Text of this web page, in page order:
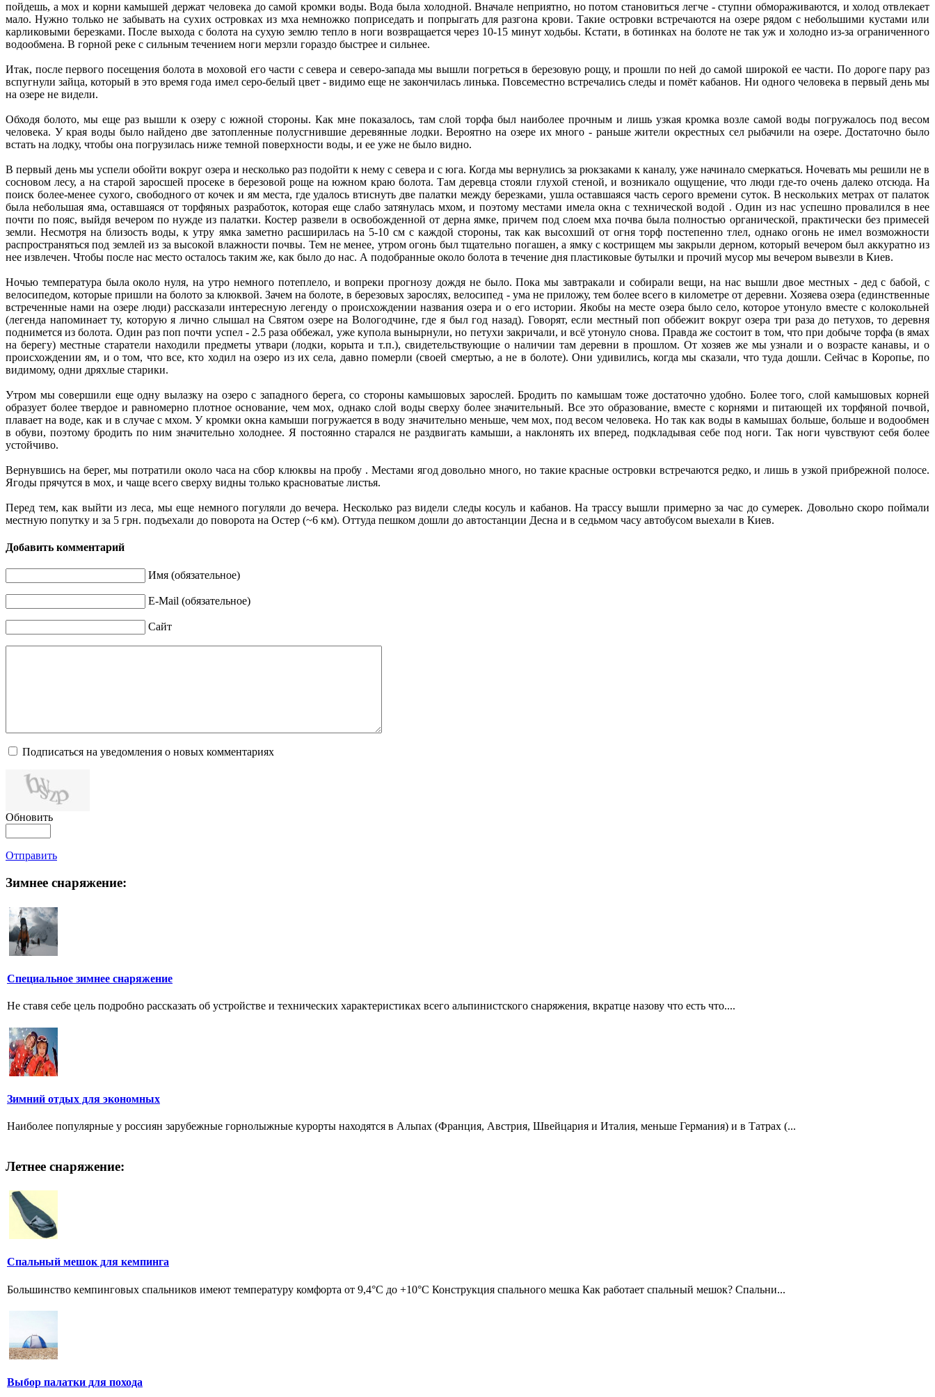
пойдешь, а мох и корни камышей держат человека до самой кромки воды. Вода была холодной. Вначале неприятно, но потом становиться легче - ступни обмораживаются, и холод отвлекает
мало. Нужно только не забывать на сухих островках из мха немножко поприседать и попрыгать для разгона крови. Такие островки встречаются на озере рядом с небольшими кустами или
карликовыми березками. После выхода с болота на сухую землю тепло в ноги возвращается через 10-15 минут ходьбы. Кстати, в ботинках на болоте не так уж и холодно из-за ограниченного
водообмена. В горной реке с сильным течением ноги мерзли гораздо быстрее и сильнее.
Итак, после первого посещения болота в моховой его части с севера и северо-запада мы вышли погреться в березовую рощу, и прошли по ней до самой широкой ее части. По дороге пару раз
вспугнули зайца, который в это время года имел серо-белый цвет - видимо еще не закончилась линька. Повсеместно встречались следы и помёт кабанов. Ни одного человека в первый день мы
на озере не видели.
Обходя болото, мы еще раз вышли к озеру с южной стороны. Как мне показалось, там слой торфа был наиболее прочным и лишь узкая кромка возле самой воды погружалось под весом
человека. У края воды было найдено две затопленные полусгнившие деревянные лодки. Вероятно на озере их много - раньше жители окрестных сел рыбачили на озере. Достаточно было
встать на лодку, чтобы она погрузилась ниже темной поверхности воды, и ее уже не было видно.
В первый день мы успели обойти вокруг озера и несколько раз подойти к нему с севера и с юга. Когда мы вернулись за рюкзаками к каналу, уже начинало смеркаться. Ночевать мы решили не в
сосновом лесу, а на старой заросшей просеке в березовой роще на южном краю болота. Там деревца стояли глухой стеной, и возникало ощущение, что люди где-то очень далеко отсюда. На
поиск более-менее сухого, свободного от кочек и ям места, где удалось втиснуть две палатки между березками, ушла оставшаяся часть серого времени суток. В нескольких метрах от палаток
была небольшая яма, оставшаяся от торфяных разработок, которая еще слабо затянулась мхом, и поэтому местами имела окна с технической водой . Один из нас успешно провалился в нее
почти по пояс, выйдя вечером по нужде из палатки. Костер развели в освобожденной от дерна ямке, причем под слоем мха почва была полностью органической, практически без примесей
земли. Несмотря на близость воды, к утру ямка заметно расширилась на 5-10 см с каждой стороны, так как высохший от огня торф постепенно тлел, однако огонь не имел возможности
распространяться под землей из за высокой влажности почвы. Тем не менее, утром огонь был тщательно погашен, а ямку с кострищем мы закрыли дерном, который вечером был аккуратно из
нее извлечен. Чтобы после нас место осталось таким же, как было до нас. А подобранные около болота в течение дня пластиковые бутылки и прочий мусор мы вечером вывезли в Киев.
Ночью температура была около нуля, на утро немного потеплело, и вопреки прогнозу дождя не было. Пока мы завтракали и собирали вещи, на нас вышли двое местных - дед с бабой, с
велосипедом, которые пришли на болото за клюквой. Зачем на болоте, в березовых зарослях, велосипед - ума не приложу, тем более всего в километре от деревни. Хозяева озера (единственные
встреченные нами на озере люди) рассказали интересную легенду о происхождении названия озера и о его истории. Якобы на месте озера было село, которое утонуло вместе с колокольней
(легенда напоминает ту, которую я лично слышал на Святом озере на Вологодчине, где я был год назад). Говорят, если местный поп оббежит вокруг озера три раза до петухов, то деревня
поднимется из болота. Один раз поп почти успел - 2.5 раза оббежал, уже купола вынырнули, но петухи закричали, и всё утонуло снова. Правда же состоит в том, что при добыче торфа (в ямах
на берегу) местные старатели находили предметы утвари (лодки, корыта и т.п.), свидетельствующие о наличии там деревни в прошлом. От хозяев же мы узнали и о возрасте канавы, и о
происхождении ям, и о том, что все, кто ходил на озеро из их села, давно померли (своей смертью, а не в болоте). Они удивились, когда мы сказали, что туда дошли. Сейчас в Коропье, по
видимому, одни дряхлые старики.
Утром мы совершили еще одну вылазку на озеро с западного берега, со стороны камышовых зарослей. Бродить по камышам тоже достаточно удобно. Более того, слой камышовых корней
образует более твердое и равномерно плотное основание, чем мох, однако слой воды сверху более значительный. Все это образование, вместе с корнями и питающей их торфяной почвой,
плавает на воде, как и в случае с мхом. У кромки окна камыши погружается в воду значительно меньше, чем мох, под весом человека. Но так как воды в камышах больше, больше и водообмен
в обуви, поэтому бродить по ним значительно холоднее. Я постоянно старался не раздвигать камыши, а наклонять их вперед, подкладывая себе под ноги. Так ноги чувствуют себя более
устойчиво.
Вернувшись на берег, мы потратили около часа на сбор клюквы на пробу . Местами ягод довольно много, но такие красные островки встречаются редко, и лишь в узкой прибрежной полосе.
Ягоды прячутся в мох, и чаще всего сверху видны только красноватые листья.
Перед тем, как выйти из леса, мы еще немного погуляли до вечера. Несколько раз видели следы косуль и кабанов. На трассу вышли примерно за час до сумерек. Довольно скоро поймали
местную попутку и за 5 грн. подъехали до поворота на Остер (~6 км). Оттуда пешком дошли до автостанции Десна и в седьмом часу автобусом выехали в Киев.
Добавить комментарий
Имя (обязательное)
E-Mail (обязательное)
Сайт
Подписаться на уведомления о новых комментариях
Обновить
Отправить
Зимнее снаряжение:
Специальное зимнее снаряжение
Не ставя себе цель подробно рассказать об устройстве и технических характеристиках всего альпинистского снаряжения, вкратце назову что есть что....
Зимний отдых для экономных
Наиболее популярные у россиян зарубежные горнолыжные курорты находятся в Альпах (Франция, Австрия, Швейцария и Италия, меньше Германия) и в Татрах (...
Летнее снаряжение:
Спальный мешок для кемпинга
Большинство кемпинговых спальников имеют температуру комфорта от 9,4°С до +10°С Конструкция спального мешка Как работает спальный мешок? Спальни...
Выбор палатки для похода